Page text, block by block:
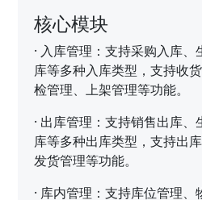
核心模块
· 入库管理：支持采购入库、
库等多种入库类型，支持收
检管理、上架管理等功能。
· 出库管理：支持销售出库、
库等多种出库类型，支持出
发货管理等功能。
· 库内管理：支持库位管理、